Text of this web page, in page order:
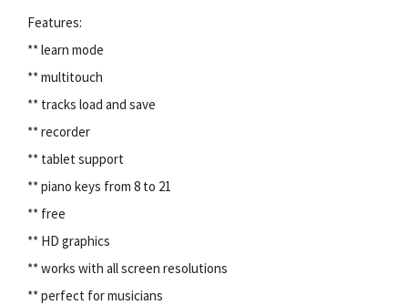
Features:
** learn mode
** multitouch
** tracks load and save
** recorder
** tablet support
** piano keys from 8 to 21
** free
** HD graphics
** works with all screen resolutions
** perfect for musicians